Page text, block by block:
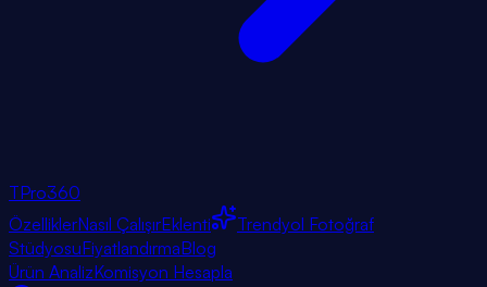
TPro360
ÖzelliklerNasıl ÇalışırEklenti
Trendyol Fotoğraf
StüdyosuFiyatlandırmaBlog
Ürün AnalizKomisyon Hesapla